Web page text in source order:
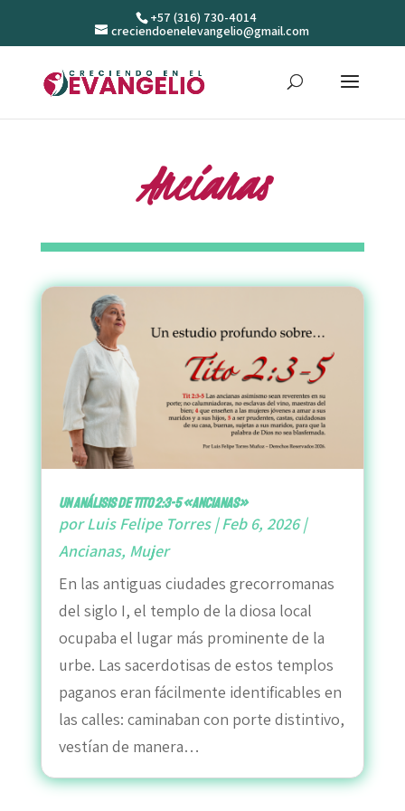
+57 (316) 730-4014
creciendoenelevangelio@gmail.com
Ancianas
Un análisis de Tito 2:3-5 «Ancianas»
porLuis Felipe Torres|Feb 6, 2026|
Ancianas, Mujer
En las antiguas ciudades grecorromanas
del siglo I, el templo de la diosa local
ocupaba el lugar más prominente de la
urbe. Las sacerdotisas de estos templos
paganos eran fácilmente identificables en
las calles: caminaban con porte distintivo,
vestían de manera…